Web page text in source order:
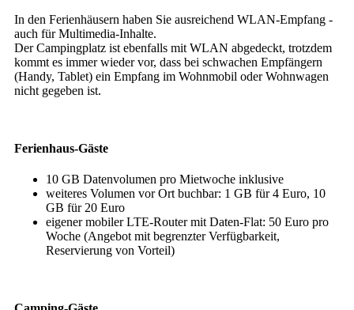
In den Ferienhäusern haben Sie ausreichend WLAN-Empfang -
auch für Multimedia-Inhalte.
Der Campingplatz ist ebenfalls mit WLAN abgedeckt, trotzdem
kommt es immer wieder vor, dass bei schwachen Empfängern
(Handy, Tablet) ein Empfang im Wohnmobil oder Wohnwagen
nicht gegeben ist.
Ferienhaus-Gäste
10 GB Datenvolumen pro Mietwoche inklusive
weiteres Volumen vor Ort buchbar: 1 GB für 4 Euro, 10
GB für 20 Euro
eigener mobiler LTE-Router mit Daten-Flat: 50 Euro pro
Woche (Angebot mit begrenzter Verfügbarkeit,
Reservierung von Vorteil)